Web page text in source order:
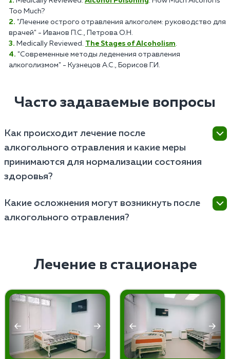
Too Much?
"Лечение острого отравления алкоголем: руководство для
врачей" - Иванов П.С., Петрова О.Н.
Medically Reviewed. The Stages of Alcoholism.
"Современные методы леденения отравления
алкоголизмом" - Кузнецов А.С., Борисов Г.И.
Часто задаваемые вопросы
Как происходит лечение после
алкогольного отравления и какие меры
принимаются для нормализации состояния
здоровья?
медицинскую детоксикацию, поддержание
жизненно важных функций организма и
зависимостью.
Какие осложнения могут возникнуть после
алкогольного отравления?
проблемы, психические расстройства и риски
рецидива алкогольного потребления.
Лечение в стационаре